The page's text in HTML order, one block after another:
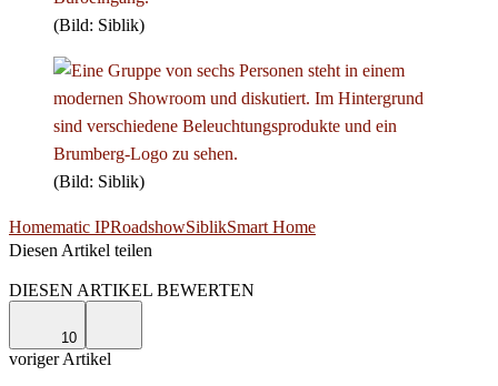
(Bild: Siblik)
(Bild: Siblik)
Homematic IPRoadshowSiblikSmart Home
Diesen Artikel teilen
DIESEN ARTIKEL BEWERTEN
10
voriger Artikel